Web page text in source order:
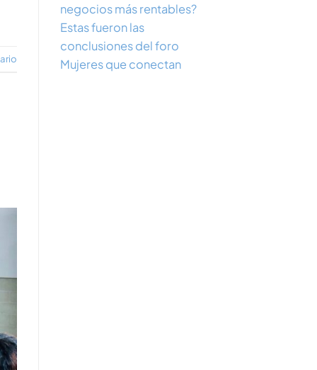
negocios más rentables?
Estas fueron las
conclusiones del foro
Mujeres que conectan